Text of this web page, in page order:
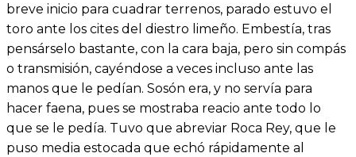
breve inicio para cuadrar terrenos, parado estuvo el
toro ante los cites del diestro limeño. Embestía, tras
pensárselo bastante, con la cara baja, pero sin compás
o transmisión, cayéndose a veces incluso ante las
manos que le pedían. Sosón era, y no servía para
hacer faena, pues se mostraba reacio ante todo lo
que se le pedía. Tuvo que abreviar Roca Rey, que le
puso media estocada que echó rápidamente al